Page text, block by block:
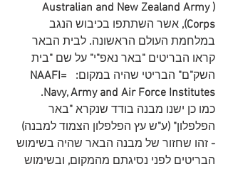
(Australian and New Zealand Army
Corps), אשר השתתפו בכיבוש הנגב
במלחמת העולם הראשונה. לבית הבאר
קראו הבריטים "באר נאפ"י" על שם "בית
השק"ם" הבריטי שהיה במקום
:  NAAFI=
Navy, Army and Air Force Institutes.
כמו כן ישנו מבנה בודד שנקרא "באר
הפלפלון" (ע"ש עץ הפלפלון הצמוד למבנה)
- זהו שחזור של מבנה הבאר שהיה בשימוש
הבריטים לפני נסיגתם מהמקום, ובשימוש